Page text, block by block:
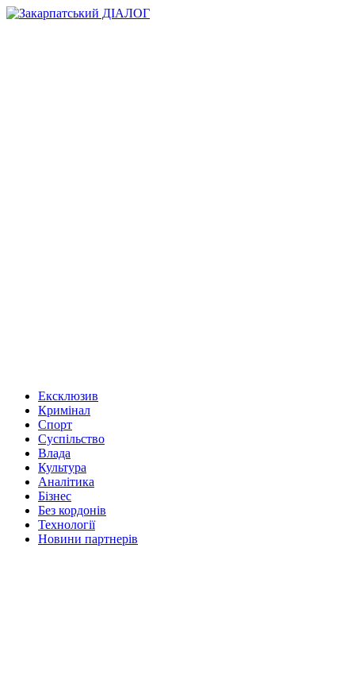
Ексклюзив
Кримінал
Спорт
Суспільство
Влада
Культура
Аналітика
Бізнес
Без кордонів
Технології
Новини партнерів